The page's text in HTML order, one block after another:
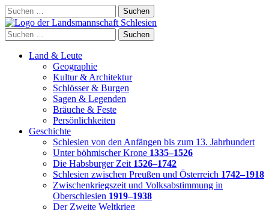
Skip
to
content
Suchen
nach:
Suchen
nach:
Land & Leute
Geographie
Kultur & Architektur
Schlösser & Burgen
Sagen & Legenden
Bräuche & Feste
Persönlichkeiten
Geschichte
Schlesien von den Anfängen bis zum 13. Jahrhundert
Unter böhmischer Krone 1335–1526
Die Habsburger Zeit 1526–1742
Schlesien zwischen Preußen und Österreich 1742–1918
Zwischenkriegszeit und Volksabstimmung in
Oberschlesien 1919–1938
Der Zweite Weltkrieg